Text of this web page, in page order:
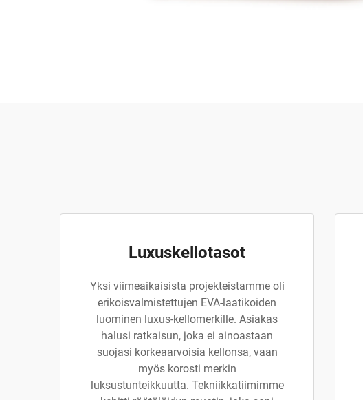
Luxuskellotasot
Yksi viimeaikaisista projekteistamme oli
erikoisvalmistettujen EVA-laatikoiden
luominen luxus-kellomerkille. Asiakas
halusi ratkaisun, joka ei ainoastaan
suojasi korkeaarvoisia kellonsa, vaan
myös korosti merkin
luksustunteikkuutta. Tekniikkatiimimme